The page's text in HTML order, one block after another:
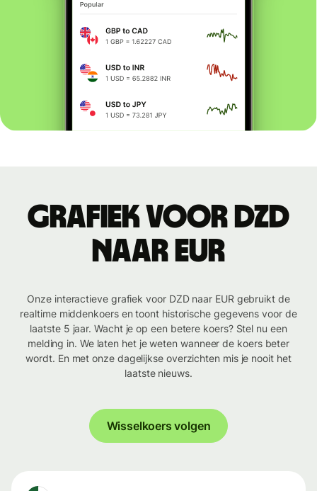
Grafiek voor DZD
naar EUR
Onze interactieve grafiek voor DZD naar EUR gebruikt de
realtime middenkoers en toont historische gegevens voor de
laatste 5 jaar. Wacht je op een betere koers? Stel nu een
melding in. We laten het je weten wanneer de koers beter
wordt. En met onze dagelijkse overzichten mis je nooit het
laatste nieuws.
Wisselkoers volgen